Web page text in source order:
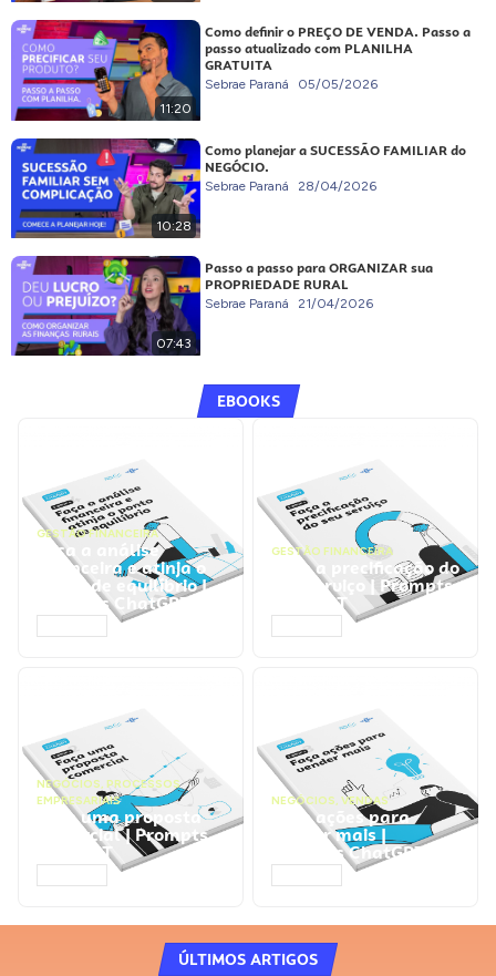
11:20
Como definir o PREÇO DE VENDA. Passo a
passo atualizado com PLANILHA
GRATUITA
Sebrae Paraná 05/05/2026
10:28
Como planejar a SUCESSÃO FAMILIAR do
NEGÓCIO.
Sebrae Paraná 28/04/2026
07:43
Passo a passo para ORGANIZAR sua
PROPRIEDADE RURAL
Sebrae Paraná 21/04/2026
EBOOKS
GESTÃO FINANCEIRA
Faça a análise
financeira e atinja o
ponto de equilíbrio |
Prompts ChatGPT
GESTÃO FINANCEIRA
Faça a precificação do
seu serviço | Prompts
ChatGPT
NEGÓCIOS, PROCESSOS
EMPRESARIAIS
Faça uma proposta
comercial | Prompts
ChatGPT
NEGÓCIOS, VENDAS
Faça ações para
vender mais |
Prompts ChatGPT
ÚLTIMOS ARTIGOS